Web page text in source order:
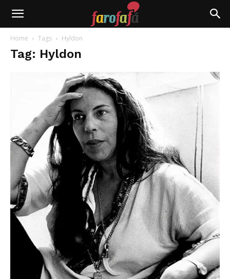
Farofafá
Home Tags Hyldon
Tag: Hyldon